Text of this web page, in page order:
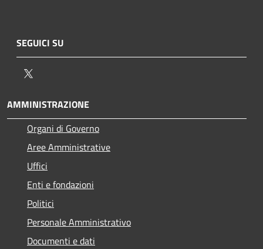
SEGUICI SU
AMMINISTRAZIONE
Organi di Governo
Aree Amministrative
Uffici
Enti e fondazioni
Politici
Personale Amministrativo
Documenti e dati